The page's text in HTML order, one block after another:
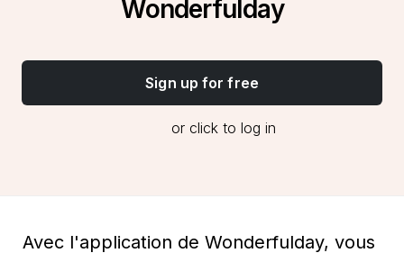
Wonderfulday
Sign up for free
or click to log in
Avec l'application de Wonderfulday, vous